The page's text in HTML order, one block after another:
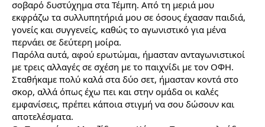
σοβαρό δυστύχημα στα Τέμπη. Από τη μεριά μου
εκφράζω τα συλλυπητήριά μου σε όσους έχασαν παιδιά,
γονείς και συγγενείς, καθώς το αγωνιστικό για μένα
περνάει σε δεύτερη μοίρα.
Παρόλα αυτά, αφού ερωτώμαι, ήμασταν ανταγωνιστικοί
με τρεις αλλαγές σε σχέση με το παιχνίδι με τον ΟΦΗ.
Σταθήκαμε πολύ καλά στα δύο σετ, ήμασταν κοντά στο
σκορ, αλλά όπως έχω πει και στην ομάδα οι καλές
εμφανίσεις, πρέπει κάποια στιγμή να σου δώσουν και
αποτελέσματα.